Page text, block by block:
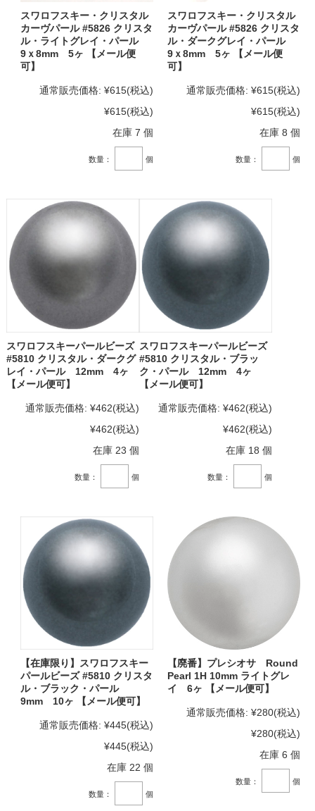
スワロフスキー・クリスタル
カーヴパール #5826 クリスタ
ル・ライトグレイ・パール
9ｘ8mm 5ヶ 【メール便
可】
通常販売価格: ¥615(税込)
¥615(税込)
在庫 7 個
数量： 個
スワロフスキー・クリスタル
カーヴパール #5826 クリスタ
ル・ダークグレイ・パール
9ｘ8mm 5ヶ 【メール便
可】
通常販売価格: ¥615(税込)
¥615(税込)
在庫 8 個
数量： 個
スワロフスキーパールビーズ
#5810 クリスタル・ダークグ
レイ・パール 12mm 4ヶ
【メール便可】
通常販売価格: ¥462(税込)
¥462(税込)
在庫 23 個
数量： 個
スワロフスキーパールビーズ
#5810 クリスタル・ブラッ
ク・パール 12mm 4ヶ
【メール便可】
通常販売価格: ¥462(税込)
¥462(税込)
在庫 18 個
数量： 個
【在庫限り】スワロフスキー
パールビーズ #5810 クリスタ
ル・ブラック・パール
9mm 10ヶ 【メール便可】
通常販売価格: ¥445(税込)
¥445(税込)
在庫 22 個
数量： 個
【廃番】プレシオサ Round
Pearl 1H 10mm ライトグレ
イ 6ヶ 【メール便可】
通常販売価格: ¥280(税込)
¥280(税込)
在庫 6 個
数量： 個